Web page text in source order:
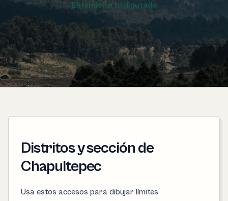
Entender a tu diputado
Foto de Mexico:Luis Merlos Vega / Pexels
Distritos y sección de
Chapultepec
Usa estos accesos para dibujar límites